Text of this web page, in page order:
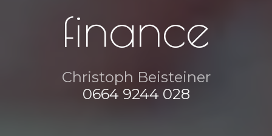
finance
Christoph Beisteiner
0664 9244 028